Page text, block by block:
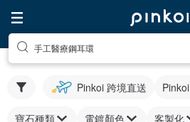
手工醫療鋼耳環
Pinkoi 跨境直送
寶石種類 電鍍顏色 客製化